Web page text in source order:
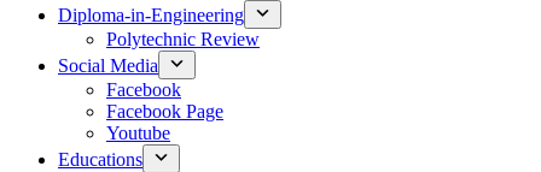
Diploma-in-Engineering
Polytechnic Review
Social Media
Facebook
Facebook Page
Youtube
Educations